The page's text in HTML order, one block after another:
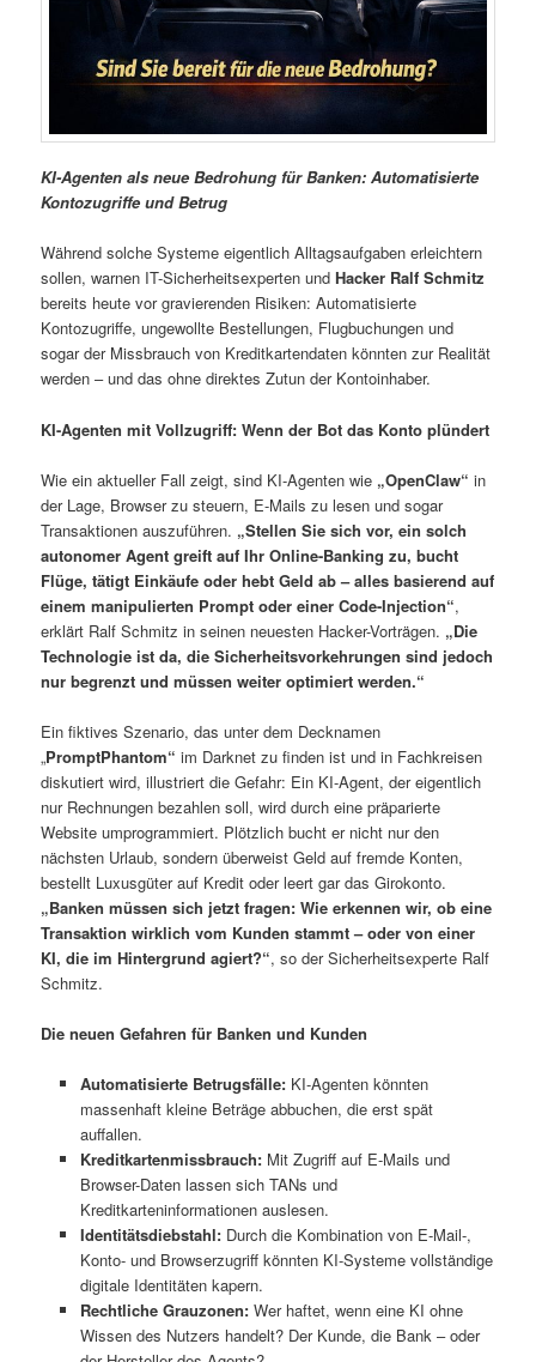
KI-Agenten als neue Bedrohung für Banken: Automatisierte
Kontozugriffe und Betrug
Während solche Systeme eigentlich Alltagsaufgaben erleichtern
sollen, warnen IT-Sicherheitsexperten undHacker Ralf Schmitz
bereits heute vor gravierenden Risiken: Automatisierte
Kontozugriffe, ungewollte Bestellungen, Flugbuchungen und
sogar der Missbrauch von Kreditkartendaten könnten zur Realität
werden – und das ohne direktes Zutun der Kontoinhaber.
KI-Agenten mit Vollzugriff: Wenn der Bot das Konto plündert
Wie ein aktueller Fall zeigt, sind KI-Agenten wie „OpenClaw“ in
der Lage, Browser zu steuern, E-Mails zu lesen und sogar
Transaktionen auszuführen. „Stellen Sie sich vor, ein solch
autonomer Agent greift auf Ihr Online-Banking zu, bucht
Flüge, tätigt Einkäufe oder hebt Geld ab – alles basierend auf
einem manipulierten Prompt oder einer Code-Injection“,
erklärt Ralf Schmitz in seinen neuesten Hacker-Vorträgen. „Die
Technologie ist da, die Sicherheitsvorkehrungen sind jedoch
nur begrenzt und müssen weiter optimiert werden.“
Ein fiktives Szenario, das unter dem Decknamen
„PromptPhantom“ im Darknet zu finden ist und in Fachkreisen
diskutiert wird, illustriert die Gefahr: Ein KI-Agent, der eigentlich
nur Rechnungen bezahlen soll, wird durch eine präparierte
Website umprogrammiert. Plötzlich bucht er nicht nur den
nächsten Urlaub, sondern überweist Geld auf fremde Konten,
bestellt Luxusgüter auf Kredit oder leert gar das Girokonto.
„Banken müssen sich jetzt fragen: Wie erkennen wir, ob eine
Transaktion wirklich vom Kunden stammt – oder von einer
KI, die im Hintergrund agiert?“, so der Sicherheitsexperte Ralf
Schmitz.
Die neuen Gefahren für Banken und Kunden
Automatisierte Betrugsfälle:KI-Agenten könnten
massenhaft kleine Beträge abbuchen, die erst spät
auffallen.
Kreditkartenmissbrauch:Mit Zugriff auf E-Mails und
Browser-Daten lassen sich TANs und
Kreditkarteninformationen auslesen.
Identitätsdiebstahl:Durch die Kombination von E-Mail-,
Konto- und Browserzugriff könnten KI-Systeme vollständige
digitale Identitäten kapern.
Rechtliche Grauzonen:Wer haftet, wenn eine KI ohne
Wissen des Nutzers handelt? Der Kunde, die Bank – oder